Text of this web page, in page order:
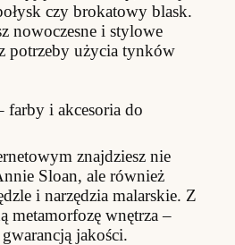
czy brokatowy blask.
nowoczesne i stylowe
potrzeby użycia tynków
farby i akcesoria do
znajdziesz nie
Sloan, ale również
i narzędzia malarskie. Z
metamorfozę wnętrza –
jakości.